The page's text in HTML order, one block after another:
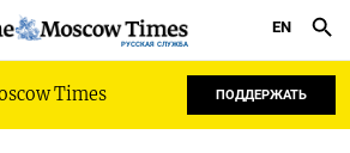
РУССКАЯ СЛУЖБА
EN
Times ПОДДЕРЖАТЬ